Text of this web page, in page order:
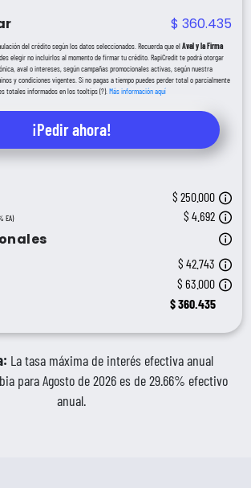
$ 360.435
del crédito según los datos seleccionados. Recuerda que elAval y la Firma
elegir no incluirlos al momento de firmar tu crédito. RapiCredit te podrá otorgar
aval o intereses, según campañas promocionales activas, según nuestra
y condiciones vigentes. Si no pagas a tiempo puedes perder total o parcialmente
totales informados en los tooltips (?).Más información aquí
¡Pedir ahora!
$ 250.000
Si
EA) $ 4.692 El
El
$ 42.743
$ 63.000
$360.435
La tasa máxima de interés efectiva anual
para Agosto de 2026 es de 29.66% efectivo
anual.